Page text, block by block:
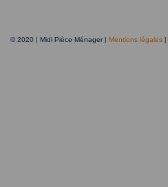
© 2020 | Midi Pièce Ménager | Mentions légales |